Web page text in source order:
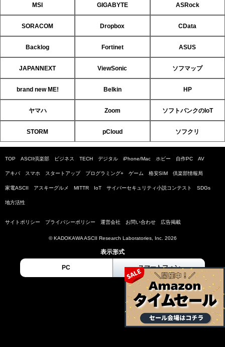
MSI GIGABYTE ASRock
SORACOM Dropbox CData
Backlog Fortinet ASUS
JAPANNEXT ViewSonic ソフマップ
brand new ME! Belkin HP
ヤマハ Zoom ソフトバンクのIoT
STORM pCloud ソフクリ
TOP ASCII倶楽部 ビジネス TECH デジタル iPhone/Mac ホビー 自作PC AV
アキバ スマホ スタートアップ プログラミング+ ゲーム 格安SIM 倶楽部情報局
家電ASCII アスキーグルメ MITTR IoT サイバーセキュリティ小説コンテスト SDGs
地方活性
サイトポリシー プライバシーポリシー 運営会社 お問い合わせ 広告掲載
© KADOKAWA ASCII Research Laboratories, Inc. 2026
表示形式
PC スマートフォン